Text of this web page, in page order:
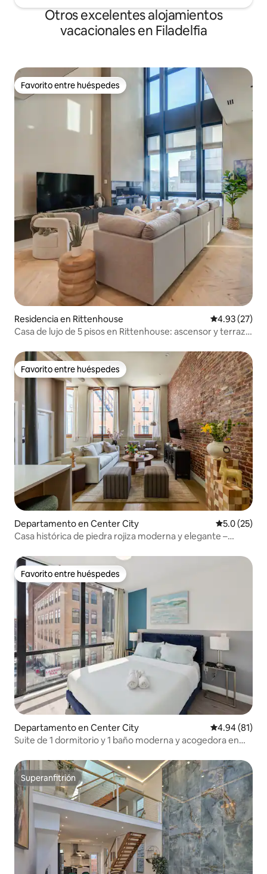
Otros excelentes alojamientos
vacacionales en Filadelfia
Favorito entre huéspedes
Favorito entre huéspedes
Residencia en Rittenhouse Calificación
4.93 (27)
Casa de lujo de 5 pisos en Rittenhouse: ascensor y terraza
Favorito entre huéspedes
Favorito entre huéspedes
Departamento en Center City Calificación
5.0 (25)
Casa histórica de piedra rojiza moderna y elegante –
Favorito entre huéspedes
Favorito entre huéspedes
Departamento en Center City Calificación
4.94 (81)
Suite de 1 dormitorio y 1 baño moderna y acogedora en
Superanfitrión
Superanfitrión